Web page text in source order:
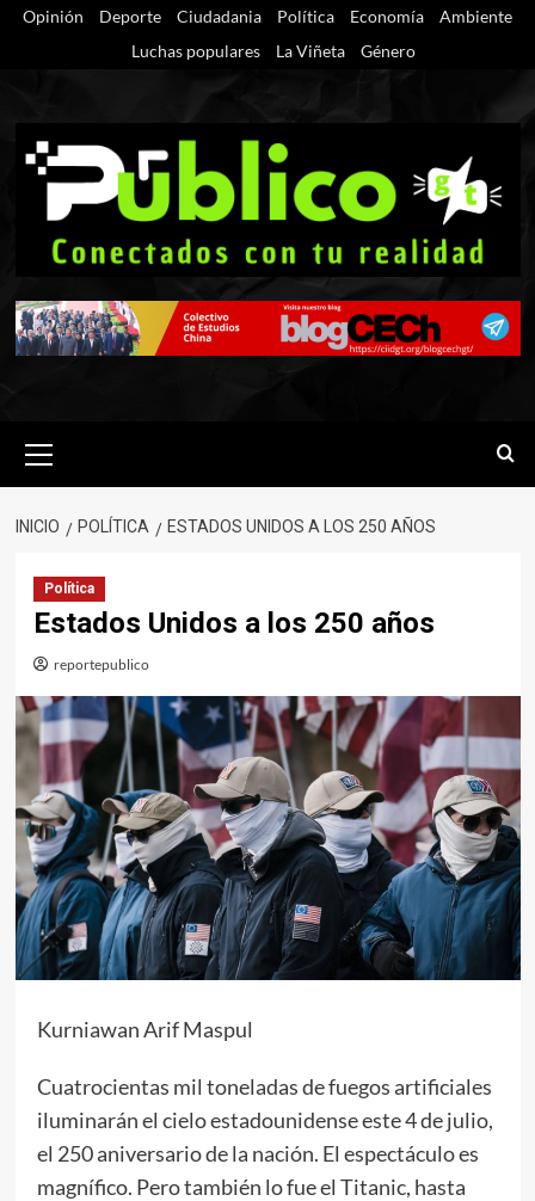
SaltarOpinión Deporte Ciudadania Política Economía
Ambiente
Luchas populares
La Viñeta Género
primario
INICIO POLÍTICA ESTADOS UNIDOS A LOS 250 AÑOS
Política
Estados Unidos a los 250 años
reportepublico
Kurniawan Arif Maspul
Cuatrocientas mil toneladas de fuegos artificiales
iluminarán el cielo estadounidense este 4 de julio,
el 250 aniversario de la nación. El espectáculo es
magnífico. Pero también lo fue el Titanic, hasta